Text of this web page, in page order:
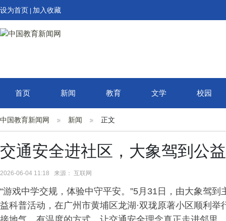
设为首页 加入收藏
首页 新闻 教育 文学 校园
中国教育新闻网 新闻 正文
交通安全进社区，大象驾到公
2026-06-04 11:18 来源： 互联网
“游戏中学交规，体验中守平安。”5月31日，由大象驾
益科普活动，在广州市黄埔区龙湖·双珑原著小区顺利